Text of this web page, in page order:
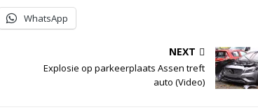
WhatsApp
NEXT
Explosie op parkeerplaats Assen treft
auto (Video)